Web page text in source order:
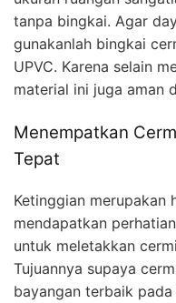
tanpa bingkai. Agar
gunakanlah bingkai
UPVC. Karena selain
material ini juga aman
Menempatkan
Tepat
Ketinggian merupakan
mendapatkan
untuk meletakkan
Tujuannya supaya
bayangan terbaik